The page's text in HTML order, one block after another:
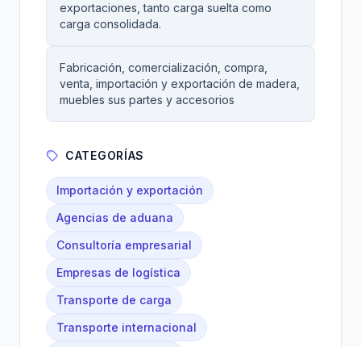
exportaciones, tanto carga suelta como
carga consolidada.
Fabricación, comercialización, compra,
venta, importación y exportación de madera,
muebles sus partes y accesorios
CATEGORÍAS
Importación y exportación
Agencias de aduana
Consultoría empresarial
Empresas de logística
Transporte de carga
Transporte internacional